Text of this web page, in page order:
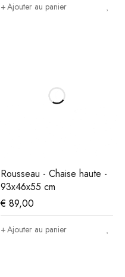
Ajouter au panier
Rousseau - Chaise haute -
93x46x55 cm
€ 89,00
Ajouter au panier